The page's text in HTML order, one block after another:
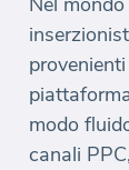
modo
canali